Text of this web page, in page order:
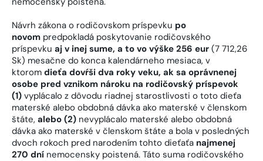
Návrh zákona o rodičovskom príspevku po
novom predpokladá poskytovanie rodičovského
príspevku aj v inej sume, a to vo výške 256 eur (7 712,26
Sk) mesačne do konca kalendárneho mesiaca, v
ktorom dieťa dovŕši dva roky veku, ak sa oprávnenej
osobe pred vznikom nároku na rodičovský príspevok
(1) vyplácalo z dôvodu riadnej starostlivosti o toto dieťa
materské alebo obdobná dávka ako materské v členskom
štáte, alebo (2) nevyplácalo materské alebo obdobná
dávka ako materské v členskom štáte a bola v posledných
dvoch rokoch pred narodením tohto dieťaťa najmenej
270 dní nemocensky poistená. Táto suma rodičovského